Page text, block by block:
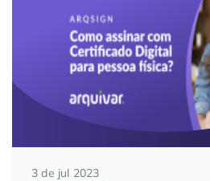
Automação de Processos
Educação Corporativa
Gerenciamento de NF-e
Adequação à LGPD
Hospitais e Clínicas
Instituições de Ensino
Departamento Pessoal
Departamento Financeiro
Cases de Sucesso
Nossas Unidades
Blog
Trabalhe Conosco
O QUE NOS DIFERENCIA?
3 de jul 2023